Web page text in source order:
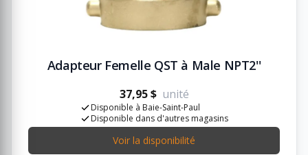
Adapteur Femelle QST à Male NPT2''
37,95 $ unité
Disponible à Baie-Saint-Paul
Disponible dans d'autres magasins
Voir la disponibilité